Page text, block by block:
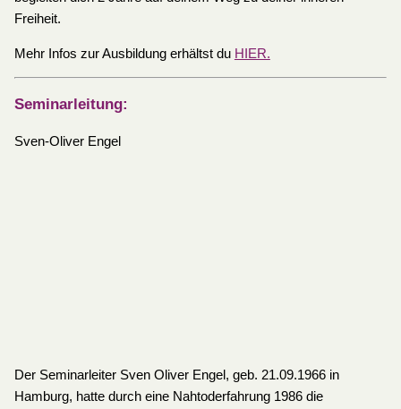
Freiheit.
Mehr Infos zur Ausbildung erhältst du HIER.
Seminarleitung:
Sven-Oliver Engel
Der Seminarleiter Sven Oliver Engel, geb. 21.09.1966 in
Hamburg, hatte durch eine Nahtoderfahrung 1986 die